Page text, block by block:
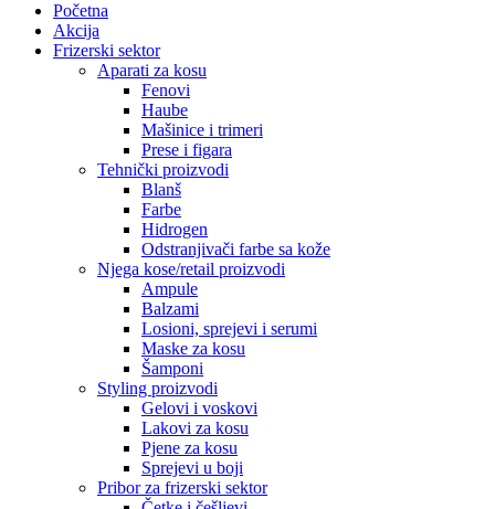
Početna
Akcija
Frizerski sektor
Aparati za kosu
Fenovi
Haube
Mašinice i trimeri
Prese i figara
Tehnički proizvodi
Blanš
Farbe
Hidrogen
Odstranjivači farbe sa kože
Njega kose/retail proizvodi
Ampule
Balzami
Losioni, sprejevi i serumi
Maske za kosu
Šamponi
Styling proizvodi
Gelovi i voskovi
Lakovi za kosu
Pjene za kosu
Sprejevi u boji
Pribor za frizerski sektor